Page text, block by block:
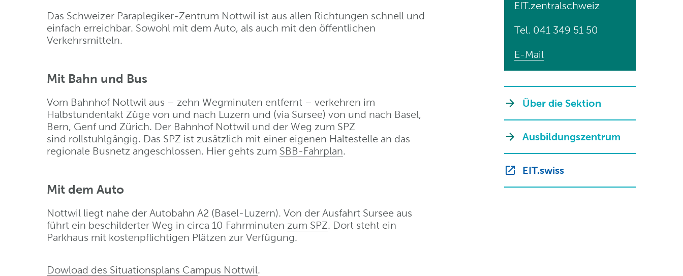
Das Schweizer Paraplegiker-Zentrum Nottwil ist aus allen Richtungen schnell und
einfach erreichbar. Sowohl mit dem Auto, als auch mit den öffentlichen
Verkehrsmitteln.
Mit Bahn und Bus
Vom Bahnhof Nottwil aus – zehn Wegminuten entfernt – verkehren im
Halbstundentakt Züge von und nach Luzern und (via Sursee) von und nach Basel,
Bern, Genf und Zürich. Der Bahnhof Nottwil und der Weg zum SPZ
sind rollstuhlgängig. Das SPZ ist zusätzlich mit einer eigenen Haltestelle an das
regionale Busnetz angeschlossen. Hier gehts zum SBB-Fahrplan.
Mit dem Auto
Nottwil liegt nahe der Autobahn A2 (Basel-Luzern). Von der Ausfahrt Sursee aus
führt ein beschilderter Weg in circa 10 Fahrminuten zum SPZ. Dort steht ein
Parkhaus mit kostenpflichtigen Plätzen zur Verfügung.
Dowload des Situationsplans Campus Nottwil.
EIT.zentralschweiz
Tel. 041 349 51 50
E-Mail
Über die Sektion
Ausbildungszentrum
EIT.swiss